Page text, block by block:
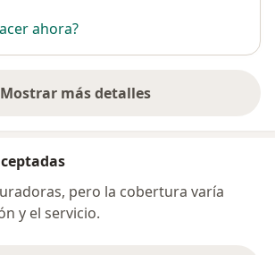
ahora?
Mostrar más detalles
sobre la dirección
pero la cobertura varía
y el servicio.